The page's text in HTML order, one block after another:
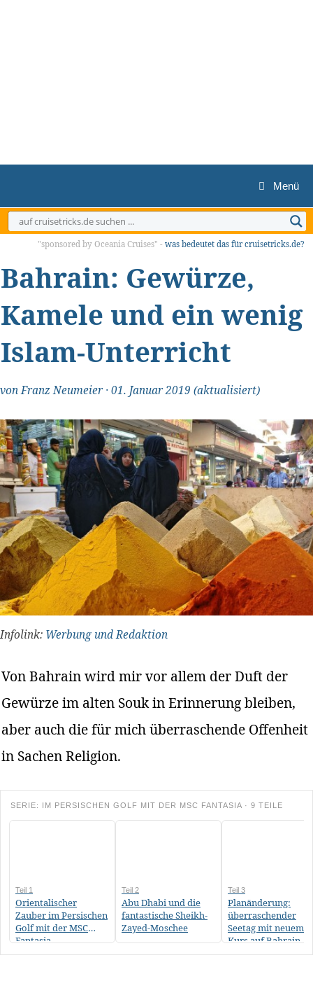
Menü
"sponsored by Oceania Cruises" - was bedeutet das für cruisetricks.de?
Bahrain: Gewürze,
Kamele und ein wenig
Islam-Unterricht
vonFranz Neumeier·01. Januar 2019 (aktualisiert)
Infolink: Werbung und Redaktion
Von Bahrain wird mir vor allem der Duft der
Gewürze im alten Souk in Erinnerung bleiben,
aber auch die für mich überraschende Offenheit
in Sachen Religion.
SERIE: IM PERSISCHEN GOLF MIT DER MSC FANTASIA · 9 TEILE
Teil 1
Orientalischer
Zauber im Persischen
Golf mit der MSC
Fantasia
Teil 2
Abu Dhabi und die
fantastische Sheikh-
Zayed-Moschee
Teil 3
Planänderung:
überraschender
Seetag mit neuem
Kurs auf Bahrain
"Transparent und ehrlich"